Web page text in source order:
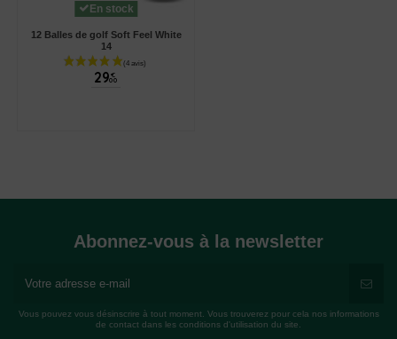
En stock
12 Balles de golf Soft Feel White
14
29 €
00
Abonnez-vous à la newsletter
Vous pouvez vous désinscrire à tout moment. Vous trouverez pour cela nos informations
de contact dans les conditions d'utilisation du site.